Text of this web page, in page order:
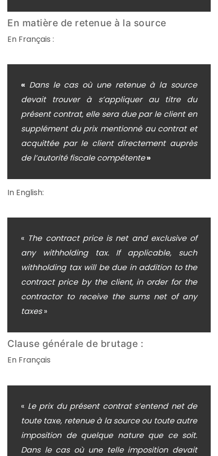
En matière de retenue à la source
En Français :
« Dans le cas où une retenue à la source
devait trouver à s’appliquer au titre du
présent contrat, elle sera due par le client en
supplément du prix mentionné au contrat et
acquittée par le client directement auprès
de l’autorité fiscale compétente»
In English:
« The contract price is net and exclusive of
any withholding tax. If applicable, such
withholding tax will be due in addition to the
contract price by the client, in order for the
contractor to receive the sums net of any
taxes»
Clause générale de brutage :
En Français
« Le prix du présent contrat s’entend net de
toute taxe, retenue à la source ou toute autre
imposition de quelque nature que ce soit.
Dans le cas où une telle imposition devait